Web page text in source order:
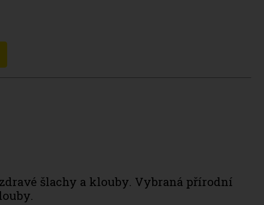
šlachy a klouby. Vybraná přírodní